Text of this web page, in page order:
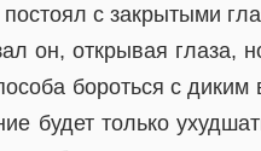
с закрытыми
он, открывая глаза,
бороться с диким
будет только